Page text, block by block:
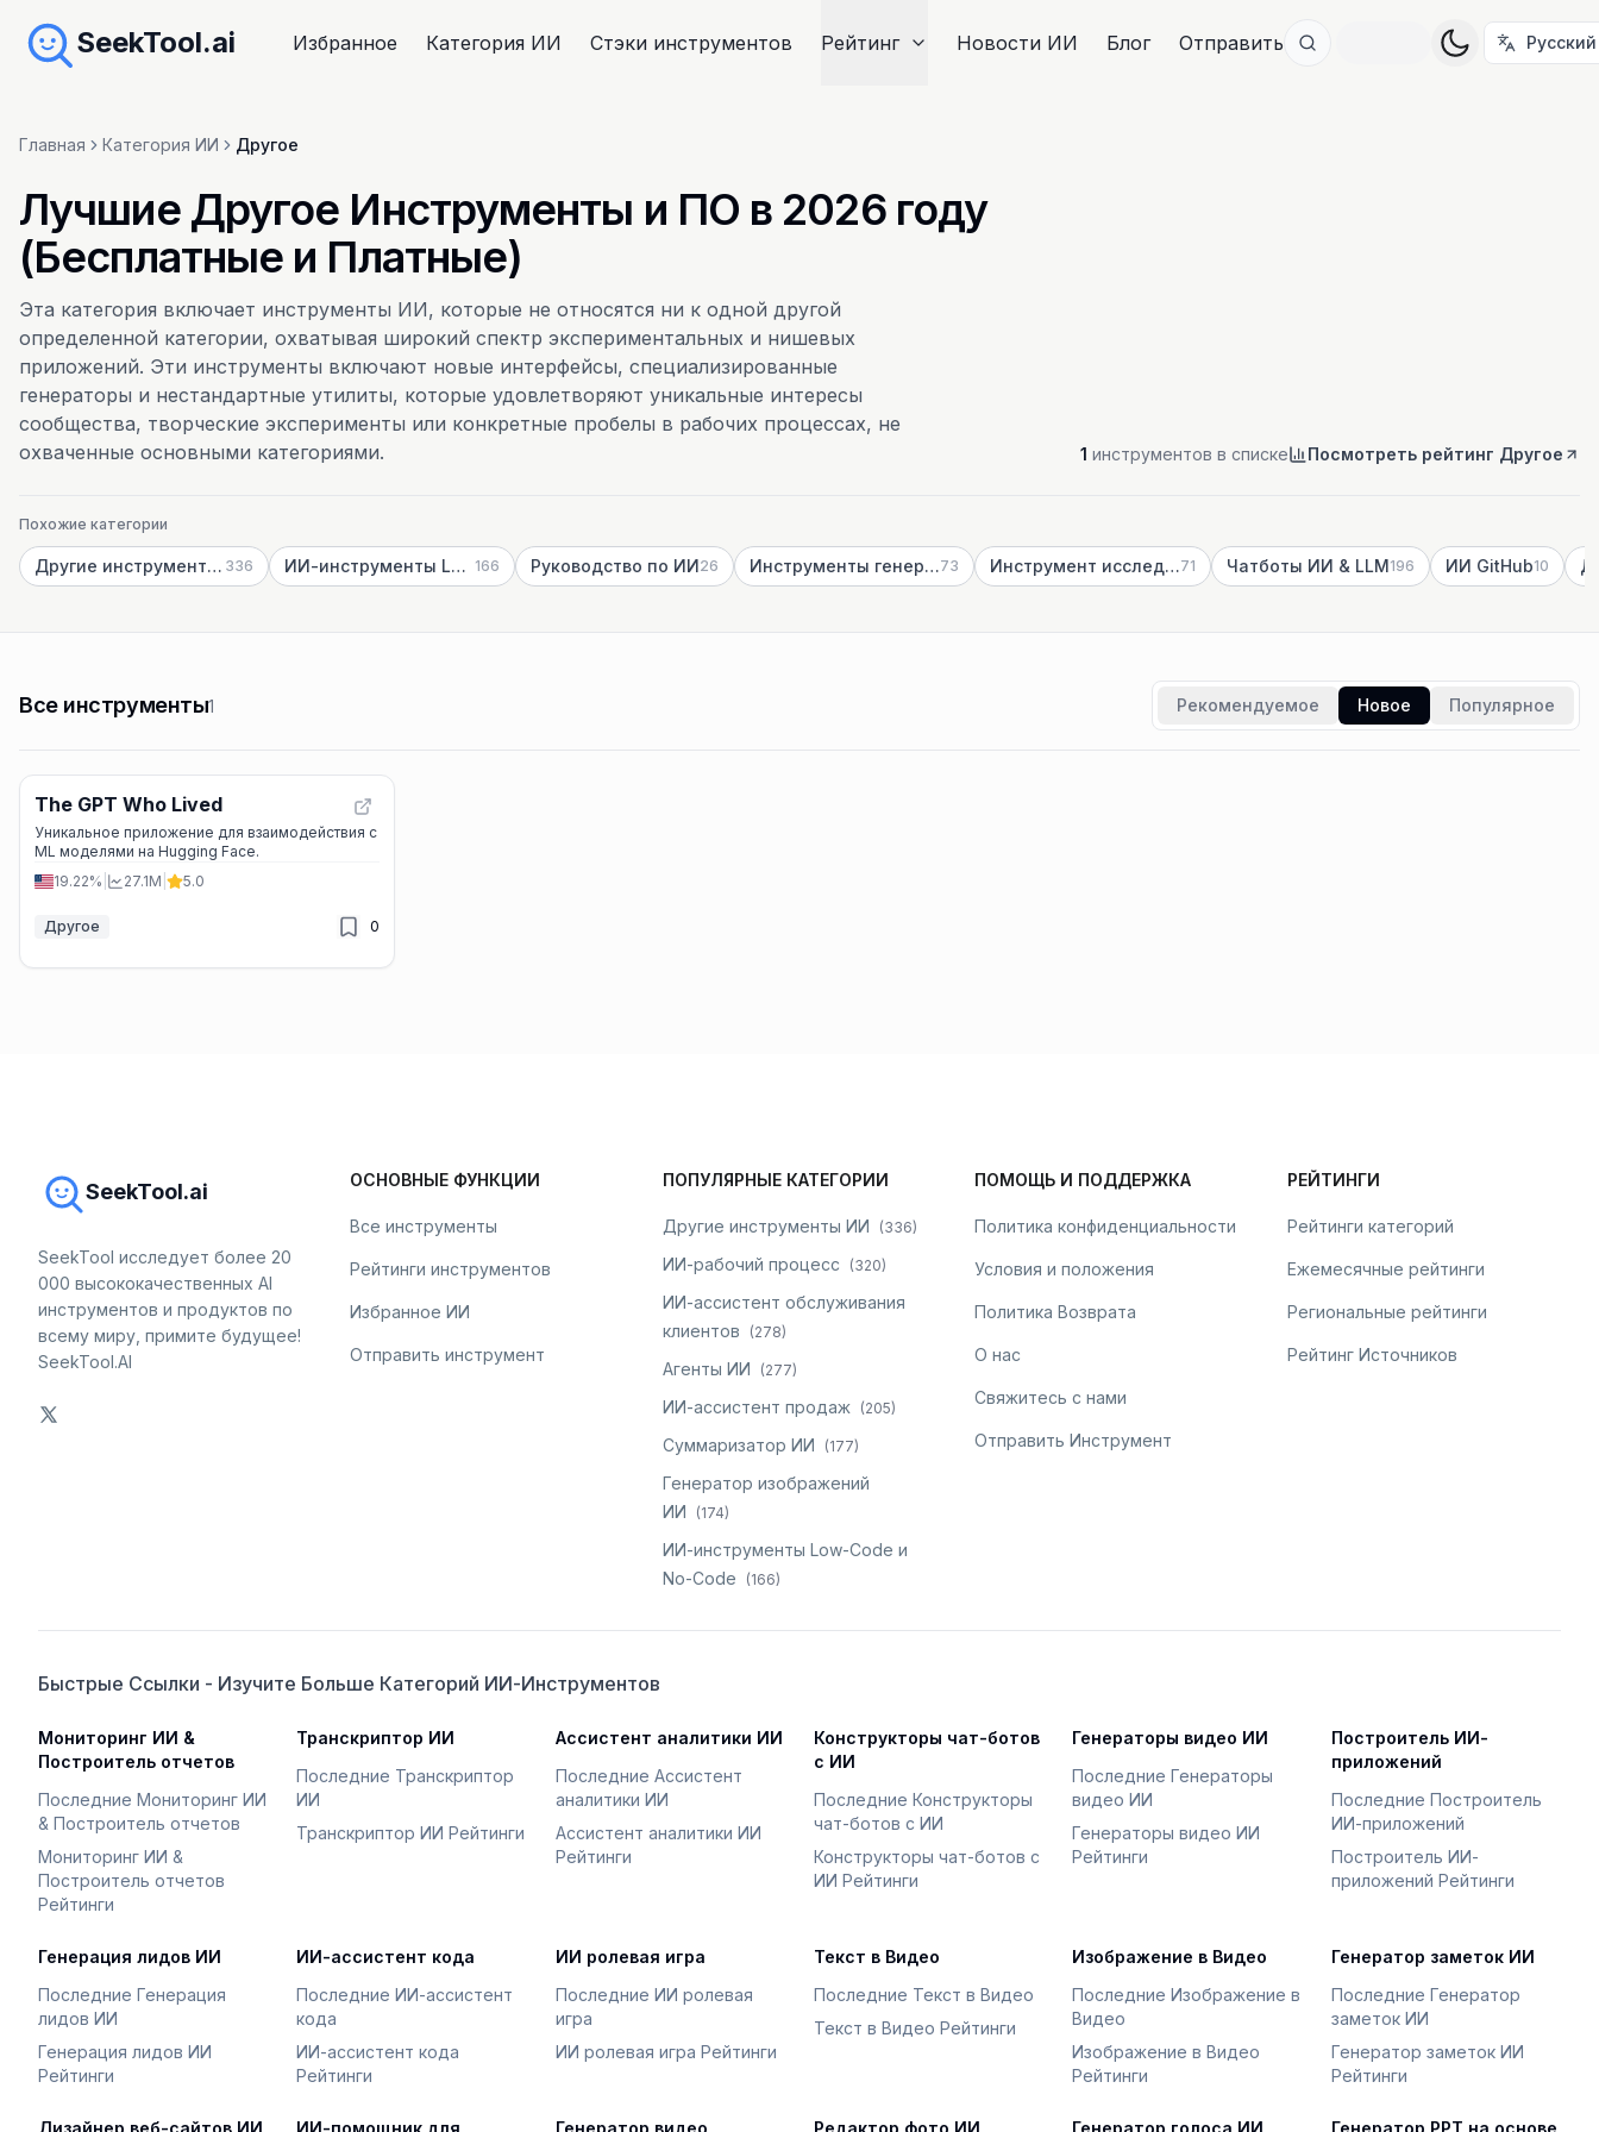
SeekTool.ai Избранное Категория ИИ Стэки инструментов Рейтинг Новости ИИ Блог Отправить Русский
Главная Категория ИИ Другое
Лучшие Другое Инструменты и ПО в 2026 году
(Бесплатные и Платные)
Эта категория включает инструменты ИИ, которые не относятся ни к одной другой
определенной категории, охватывая широкий спектр экспериментальных и нишевых
приложений. Эти инструменты включают новые интерфейсы, специализированные
генераторы и нестандартные утилиты, которые удовлетворяют уникальные интересы
сообщества, творческие эксперименты или конкретные пробелы в рабочих процессах, не
охваченные основными категориями.
1 инструментов в списке Посмотреть рейтинг Другое
Похожие категории
Другие инструменты ИИ 336 ИИ-инструменты Low-Code и No-Code 166 Руководство по ИИ26 Инструменты генерации изображений с ИИ73 Инструмент исследования ИИ71 Чатботы ИИ & LLM196 ИИ GitHub10
Все инструменты1 Рекомендуемое Новое Популярное
The GPT Who Lived
Уникальное приложение для взаимодействия с
ML моделями на Hugging Face.
19.22%
27.1M 5.0
Другое 0
SeekTool.ai
SeekTool исследует более 20
000 высококачественных AI
инструментов и продуктов по
всему миру, примите будущее!
SeekTool.AI
ОСНОВНЫЕ ФУНКЦИИ
Все инструменты
Рейтинги инструментов
Избранное ИИ
Отправить инструмент
ПОПУЛЯРНЫЕ КАТЕГОРИИ
Другие инструменты ИИ (336)
ИИ-рабочий процесс (320)
ИИ-ассистент обслуживания
клиентов
(278)
Агенты ИИ (277)
ИИ-ассистент продаж (205)
Суммаризатор ИИ (177)
Генератор изображений
ИИ
(174)
ИИ-инструменты Low-Code и
No-Code
(166)
ПОМОЩЬ И ПОДДЕРЖКА
Политика конфиденциальности
Условия и положения
Политика Возврата
О нас
Свяжитесь с нами
Отправить Инструмент
РЕЙТИНГИ
Рейтинги категорий
Ежемесячные рейтинги
Региональные рейтинги
Рейтинг Источников
Быстрые Ссылки - Изучите Больше Категорий ИИ-Инструментов
Мониторинг ИИ &
Построитель отчетов
Последние Мониторинг ИИ
& Построитель отчетов
Мониторинг ИИ &
Построитель отчетов
Рейтинги
Транскриптор ИИ
Последние Транскриптор
ИИ
Транскриптор ИИ Рейтинги
Ассистент аналитики ИИ
Последние Ассистент
аналитики ИИ
Ассистент аналитики ИИ
Рейтинги
Конструкторы чат-ботов
с ИИ
Последние Конструкторы
чат-ботов с ИИ
Конструкторы чат-ботов с
ИИ Рейтинги
Генераторы видео ИИ
Последние Генераторы
видео ИИ
Генераторы видео ИИ
Рейтинги
Построитель ИИ-
приложений
Последние Построитель
ИИ-приложений
Построитель ИИ-
приложений Рейтинги
Генерация лидов ИИ
Последние Генерация
лидов ИИ
Генерация лидов ИИ
Рейтинги
ИИ-ассистент кода
Последние ИИ-ассистент
кода
ИИ-ассистент кода
Рейтинги
ИИ ролевая игра
Последние ИИ ролевая
игра
ИИ ролевая игра Рейтинги
Текст в Видео
Последние Текст в Видео
Текст в Видео Рейтинги
Изображение в Видео
Последние Изображение в
Видео
Изображение в Видео
Рейтинги
Генератор заметок ИИ
Последние Генератор
заметок ИИ
Генератор заметок ИИ
Рейтинги
Дизайнер веб-сайтов ИИ ИИ-помощник для Генератор видео Редактор фото ИИ Генератор голоса ИИ Генератор PPT на основе